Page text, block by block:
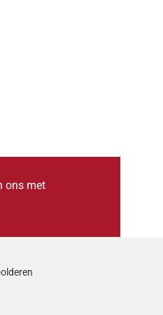
ons met